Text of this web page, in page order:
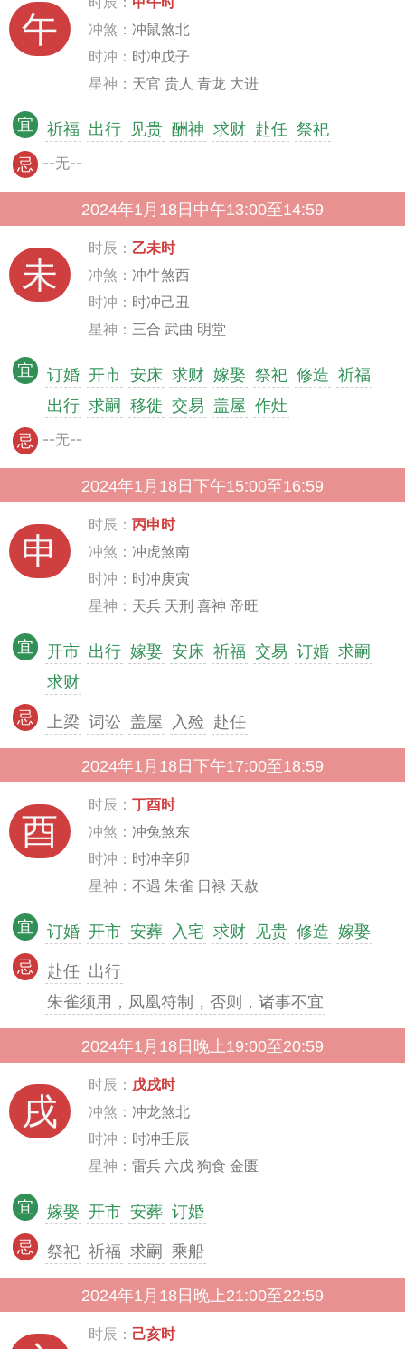
午
冲煞： 冲鼠煞北
时冲： 时冲戊子
星神： 天官 贵人 青龙 大进
宜 祈福 出行 见贵 酬神 求财 赴任 祭祀
忌 --无--
2024年1月18日中午13:00至14:59
未
时辰： 乙未时
冲煞： 冲牛煞西
时冲： 时冲己丑
星神： 三合 武曲 明堂
宜 订婚 开市 安床 求财 嫁娶 祭祀 修造 祈福
出行 求嗣 移徙 交易 盖屋 作灶
忌 --无--
2024年1月18日下午15:00至16:59
申
时辰： 丙申时
冲煞： 冲虎煞南
时冲： 时冲庚寅
星神： 天兵 天刑 喜神 帝旺
宜 开市 出行 嫁娶 安床 祈福 交易 订婚 求嗣
求财
忌 上梁 词讼 盖屋 入殓 赴任
2024年1月18日下午17:00至18:59
酉
时辰： 丁酉时
冲煞： 冲兔煞东
时冲： 时冲辛卯
星神： 不遇 朱雀 日禄 天赦
宜 订婚 开市 安葬 入宅 求财 见贵 修造 嫁娶
忌 赴任 出行
朱雀须用，凤凰符制，否则，诸事不宜
2024年1月18日晚上19:00至20:59
戌
时辰： 戊戌时
冲煞： 冲龙煞北
时冲： 时冲壬辰
星神： 雷兵 六戊 狗食 金匮
宜 嫁娶 开市 安葬 订婚
忌 祭祀 祈福 求嗣 乘船
2024年1月18日晚上21:00至22:59
时辰： 己亥时